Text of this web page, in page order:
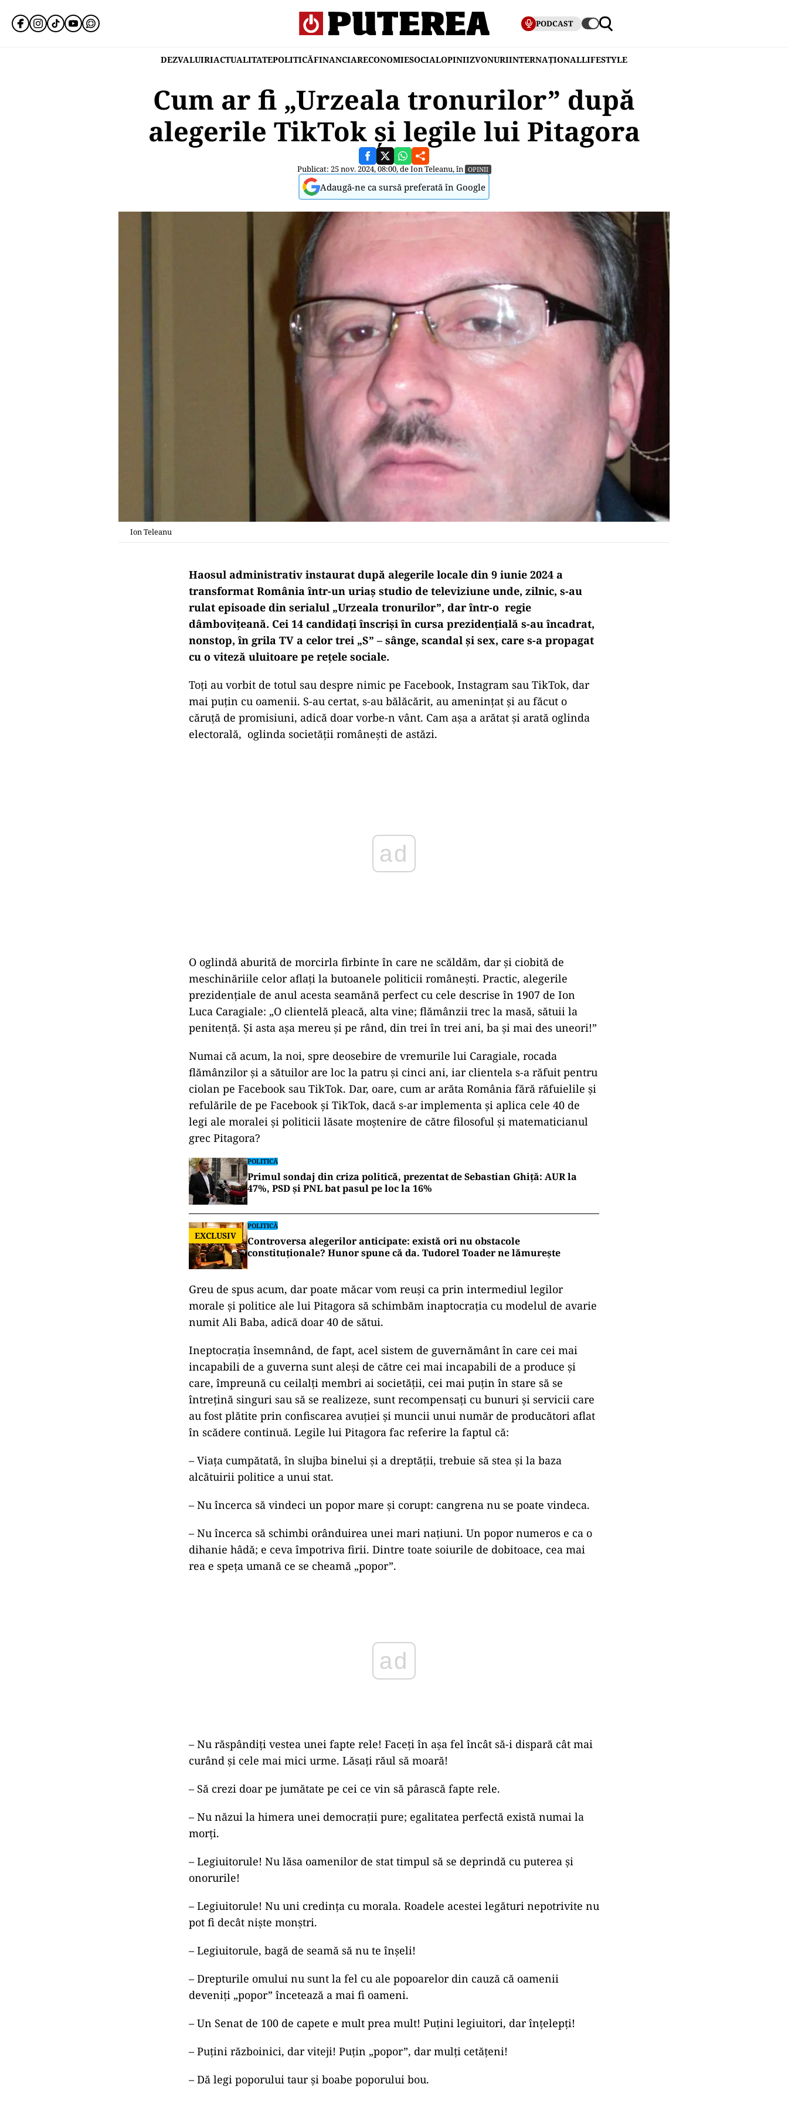
PODCAST
DEZVALUIRIACTUALITATEPOLITICĂFINANCIARECONOMIESOCIALOPINIIZVONURIINTERNAȚIONALLIFESTYLE
Cum ar fi „Urzeala tronurilor” după
alegerile TikTok și legile lui Pitagora
Publicat: 25 nov. 2024, 08:00, deIon Teleanu, în OPINII
Adaugă-ne ca sursă preferată în Google
Ion Teleanu
Haosul administrativ instaurat după alegerile locale din 9 iunie 2024 a
transformat România într-un uriaş studio de televiziune unde, zilnic, s-au
rulat episoade din serialul „Urzeala tronurilor”, dar într-o regie
dâmbovițeană. Cei 14 candidați înscriși în cursa prezidențială s-au încadrat,
nonstop, în grila TV a celor trei „S” – sânge, scandal și sex, care s-a propagat
cu o viteză uluitoare pe rețele sociale.
Toţi au vorbit de totul sau despre nimic pe Facebook, Instagram sau TikTok, dar
mai puțin cu oamenii. S-au certat, s-au bălăcărit, au amenințat și au făcut o
căruță de promisiuni, adică doar vorbe-n vânt. Cam așa a arătat și arată oglinda
electorală, oglinda societăţii româneşti de astăzi.
O oglindă aburită de morcirla firbinte în care ne scăldăm, dar şi ciobită de
meschinăriile celor aflaţi la butoanele politicii româneşti. Practic, alegerile
prezidențiale de anul acesta seamănă perfect cu cele descrise în 1907 de Ion
Luca Caragiale: „O clientelă pleacă, alta vine; flămânzii trec la masă, sătuii la
penitenţă. Şi asta aşa mereu şi pe rând, din trei în trei ani, ba şi mai des uneori!”
Numai că acum, la noi, spre deosebire de vremurile lui Caragiale, rocada
flămânzilor și a sătuilor are loc la patru și cinci ani, iar clientela s-a răfuit pentru
ciolan pe Facebook sau TikTok. Dar, oare, cum ar arăta România fără răfuielile și
refulările de pe Facebook și TikTok, dacă s-ar implementa şi aplica cele 40 de
legi ale moralei şi politicii lăsate moştenire de către filosoful şi matematicianul
grec Pitagora?
POLITICĂ
Primul sondaj din criza politică, prezentat de Sebastian Ghiță: AUR la
47%, PSD și PNL bat pasul pe loc la 16%
EXCLUSIV
POLITICĂ
Controversa alegerilor anticipate: există ori nu obstacole
constituționale? Hunor spune că da. Tudorel Toader ne lămurește
Greu de spus acum, dar poate măcar vom reuşi ca prin intermediul legilor
morale şi politice ale lui Pitagora să schimbăm inaptocraţia cu modelul de avarie
numit Ali Baba, adică doar 40 de sătui.
Ineptocraţia însemnând, de fapt, acel sistem de guvernământ în care cei mai
incapabili de a guverna sunt aleşi de către cei mai incapabili de a produce şi
care, împreună cu ceilalţi membri ai societăţii, cei mai puţin în stare să se
întreţină singuri sau să se realizeze, sunt recompensaţi cu bunuri şi servicii care
au fost plătite prin confiscarea avuţiei şi muncii unui număr de producători aflat
în scădere continuă. Legile lui Pitagora fac referire la faptul că:
– Viaţa cumpătată, în slujba binelui şi a dreptăţii, trebuie să stea şi la baza
alcătuirii politice a unui stat.
– Nu încerca să vindeci un popor mare şi corupt: cangrena nu se poate vindeca.
– Nu încerca să schimbi orânduirea unei mari naţiuni. Un popor numeros e ca o
dihanie hâdă; e ceva împotriva firii. Dintre toate soiurile de dobitoace, cea mai
rea e speţa umană ce se cheamă „popor”.
ad
– Nu răspândiţi vestea unei fapte rele! Faceţi în aşa fel încât să-i dispară cât mai
curând şi cele mai mici urme. Lăsaţi răul să moară!
– Să crezi doar pe jumătate pe cei ce vin să pârască fapte rele.
– Nu năzui la himera unei democraţii pure; egalitatea perfectă există numai la
morţi.
– Legiuitorule! Nu lăsa oamenilor de stat timpul să se deprindă cu puterea şi
onorurile!
– Legiuitorule! Nu uni credinţa cu morala. Roadele acestei legături nepotrivite nu
pot fi decât nişte monştri.
– Legiuitorule, bagă de seamă să nu te înşeli!
– Drepturile omului nu sunt la fel cu ale popoarelor din cauză că oamenii
deveniţi „popor” încetează a mai fi oameni.
– Un Senat de 100 de capete e mult prea mult! Puţini legiuitori, dar înţelepţi!
– Puţini războinici, dar viteji! Puţin „popor”, dar mulți cetăţeni!
– Dă legi poporului taur şi boabe poporului bou.